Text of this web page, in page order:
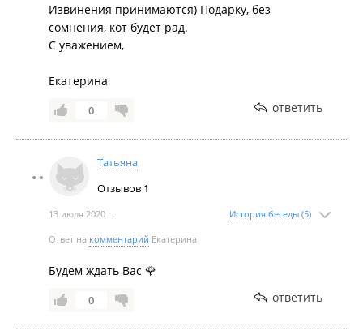
Извинения принимаются) Подарку, без
сомнения, кот будет рад.
С уважением,
Екатерина
0 ответить
Татьяна
Отзывов 1
13 июля 2020 г. История беседы (5)
Ответ на комментарий Екатерина
Будем ждать Вас 🌹
0 ответить